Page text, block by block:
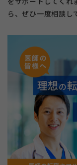
ら、ぜひ一度相談し